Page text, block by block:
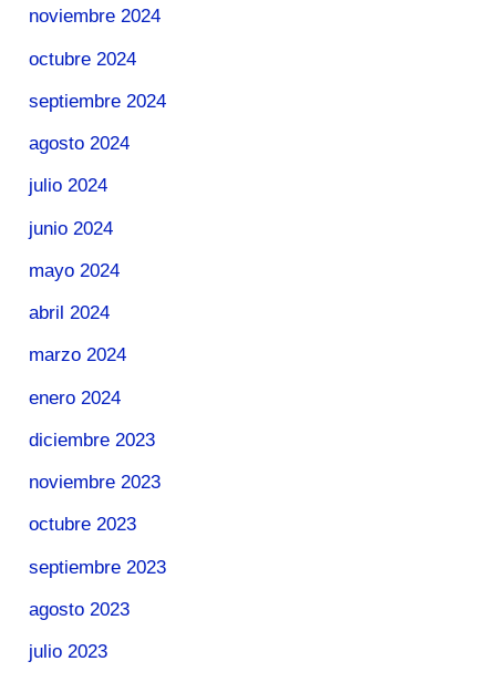
noviembre 2024
octubre 2024
septiembre 2024
agosto 2024
julio 2024
junio 2024
mayo 2024
abril 2024
marzo 2024
enero 2024
diciembre 2023
noviembre 2023
octubre 2023
septiembre 2023
agosto 2023
julio 2023